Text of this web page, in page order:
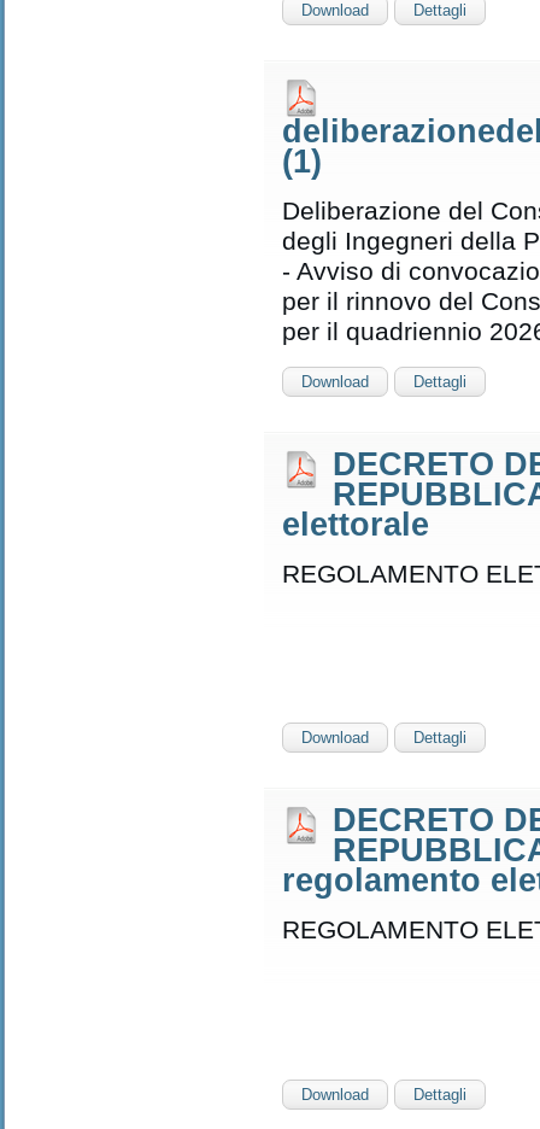
Download Dettagli
(1)
Deliberazione del
degli Ingegneri della
- Avviso di
per il rinnovo del
per il quadriennio
Download Dettagli
DECRETO
elettorale
REGOLAMENTO
Download Dettagli
DECRETO
regolamento
REGOLAMENTO
Download Dettagli